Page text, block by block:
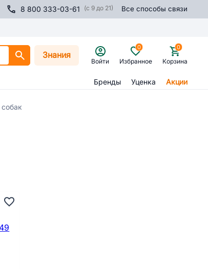
8 800 333-03-61 (с 9 до 21) Все способы связи
Знания
Войти Избранное
0
Корзина
0
Бренды Уценка Акции